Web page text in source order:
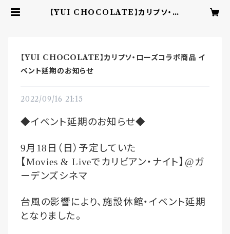
【YUI CHOCOLATE】カリプソ・ロ
【YUI CHOCOLATE】カリプソ・ローズコラボ商品 イ
ベント延期のお知らせ
2022/09/16 21:15
◆イベント延期のお知らせ◆
9月 18 日（日）予定していた
【Movies & Liveでカリビアン・ナイト】 @ガ
ーデンズシネマ
台風の影響により、施設休館・イベント延期
となりました。